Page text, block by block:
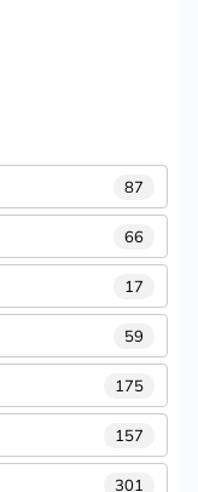
87
66
17
59
175
157
301